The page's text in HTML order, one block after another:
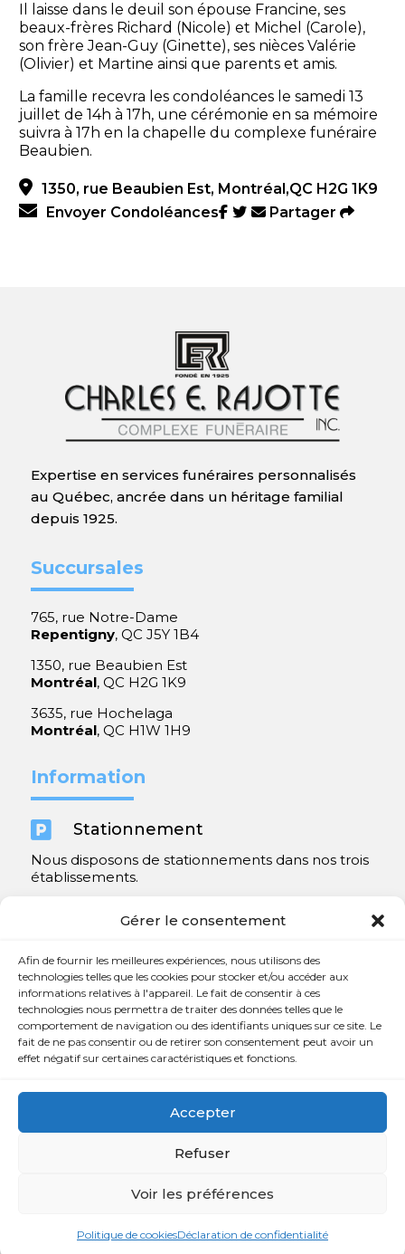
Gérer le consentement
Afin de fournir les meilleures expériences, nous utilisons des
technologies telles que les cookies pour stocker et/ou accéder aux
informations relatives à l'appareil. Le fait de consentir à ces
technologies nous permettra de traiter des données telles que le
comportement de navigation ou des identifiants uniques sur ce site. Le
fait de ne pas consentir ou de retirer son consentement peut avoir un
effet négatif sur certaines caractéristiques et fonctions.
Accepter
Refuser
Voir les préférences
Politique de cookiesDéclaration de confidentialité
Il laisse dans le deuil son épouse Francine, ses
beaux-frères Richard (Nicole) et Michel (Carole),
son frère Jean-Guy (Ginette), ses nièces Valérie
(Olivier) et Martine ainsi que parents et amis.
La famille recevra les condoléances le samedi 13
juillet de 14h à 17h, une cérémonie en sa mémoire
suivra à 17h en la chapelle du complexe funéraire
Beaubien.
1350, rue Beaubien Est, Montréal,QC H2G 1K9
Envoyer Condoléances
Partager
Expertise en services funéraires personnalisés
au Québec, ancrée dans un héritage familial
depuis 1925.
Succursales
765, rue Notre-Dame
Repentigny, QC J5Y 1B4
1350, rue Beaubien Est
Montréal, QC H2G 1K9
3635, rue Hochelaga
Montréal, QC H1W 1H9
Information
 Stationnement
Nous disposons de stationnements dans nos trois
établissements.
Contact
 450 654-3342
 info@charlesrajotte.com
765, rue Notre-Dame
Copyright © Charles E. Rajotte complexe funéraire 2024 –
Triaxe